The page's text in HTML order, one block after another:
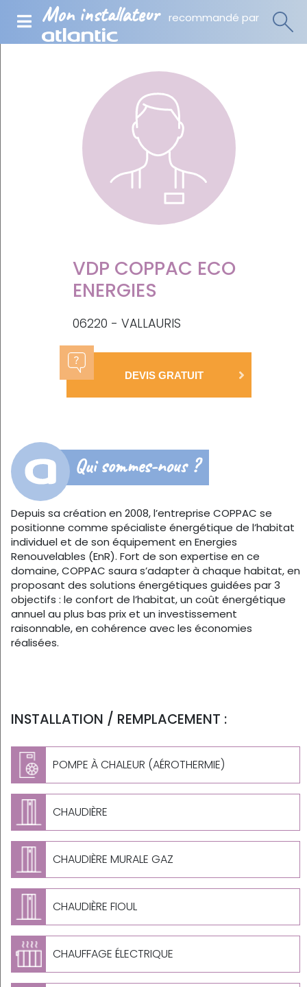
Mon installateur recommandé par
VDP COPPAC ECO
ENERGIES
06220 - VALLAURIS
DEVIS GRATUIT
Qui sommes-nous ?
Depuis sa création en 2008, l’entreprise COPPAC se
positionne comme spécialiste énergétique de l’habitat
individuel et de son équipement en Energies
Renouvelables (EnR). Fort de son expertise en ce
domaine, COPPAC saura s’adapter à chaque habitat, en
proposant des solutions énergétiques guidées par 3
objectifs : le confort de l’habitat, un coût énergétique
annuel au plus bas prix et un investissement
raisonnable, en cohérence avec les économies
réalisées.
INSTALLATION / REMPLACEMENT :
POMPE À CHALEUR (AÉROTHERMIE)
CHAUDIÈRE
CHAUDIÈRE MURALE GAZ
CHAUDIÈRE FIOUL
CHAUFFAGE ÉLECTRIQUE